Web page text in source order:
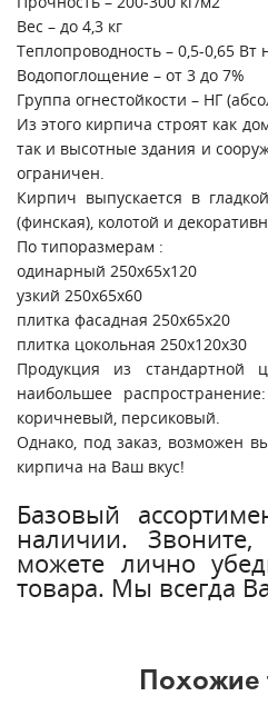
Вес – до 4,3 кг
Теплопроводность – 0,5-0,65 Вт
Водопоглощение – от 3 до 7%
Группа огнестойкости – НГ
Из этого кирпича строят как
так и высотные здания и
ограничен.
Кирпич выпускается в
(финская), колотой и
По типоразмерам :
одинарный 250х65х120
узкий 250х65х60
плитка фасадная 250х65х20
плитка цокольная 250х120х30
Продукция из стандартной
наибольшее
коричневый, персиковый.
Однако, под заказ, возможен
кирпича на Ваш вкус!
Базовый
наличии.
можете лично
товара. Мы всегда
Похожие